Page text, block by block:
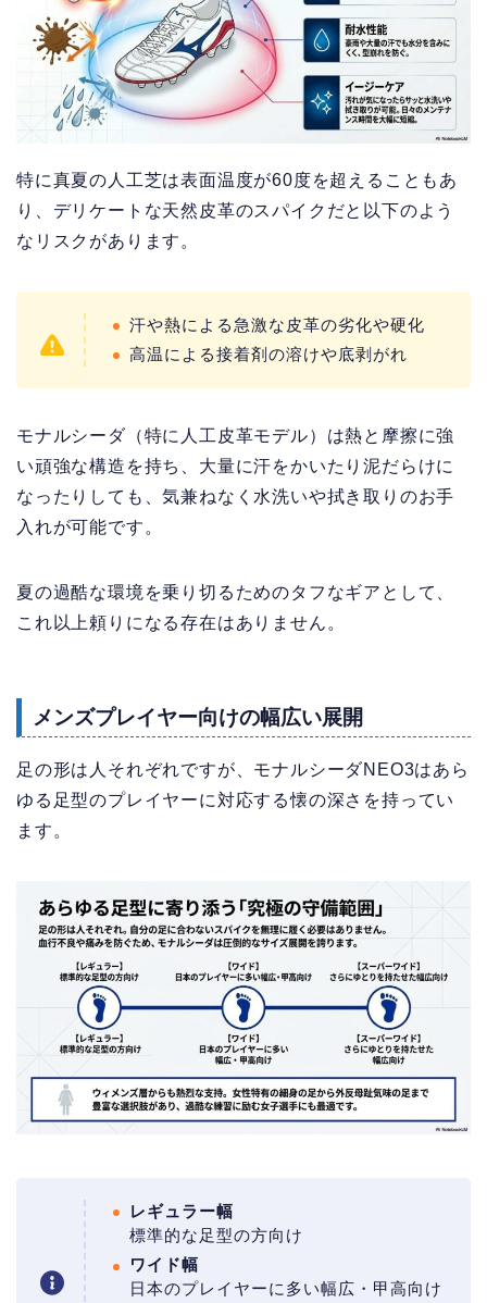
特に真夏の人工芝は表面温度が60度を超えることもあ
り、デリケートな天然皮革のスパイクだと以下のよう
なリスクがあります。
汗や熱による急激な皮革の劣化や硬化
高温による接着剤の溶けや底剥がれ
モナルシーダ（特に人工皮革モデル）は熱と摩擦に強
い頑強な構造を持ち、大量に汗をかいたり泥だらけに
なったりしても、気兼ねなく水洗いや拭き取りのお手
入れが可能です。
夏の過酷な環境を乗り切るためのタフなギアとして、
これ以上頼りになる存在はありません。
メンズプレイヤー向けの幅広い展開
足の形は人それぞれですが、モナルシーダNEO3はあら
ゆる足型のプレイヤーに対応する懐の深さを持ってい
ます。
レギュラー幅
標準的な足型の方向け
ワイド幅
日本のプレイヤーに多い幅広・甲高向け